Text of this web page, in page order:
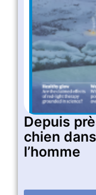
Depuis
chien
l’homme